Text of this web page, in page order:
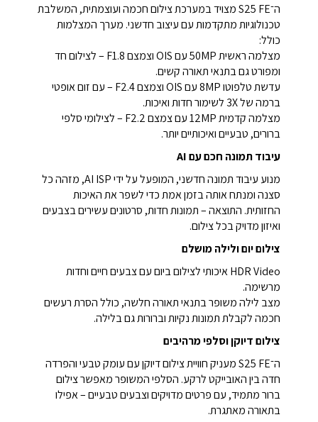
ה־S25 FE מצויד במערכת צילום חכמה ועוצמתית, המשלבת
טכנולוגיות מתקדמות עם עיצוב חדשני. מערך המצלמות
כולל:
מצלמה ראשית 50MP עם OIS וצמצם F1.8 – לצילום חד
ומפורט גם בתנאי תאורה קשים.
עדשת טלפוטו 8MP עם OIS וצמצם F2.4 – עם זום אופטי
ברמה של 3X לשימור חדות ואיכות.
מצלמה קדמית 12MP עם צמצם F2.2 – לצילומי סלפי
ברורים, טבעיים ואיכותיים יותר.
עיבוד תמונה חכם עם AI
מנוע עיבוד תמונה חדשני, המופעל על ידי AI ISP, מזהה כל
סצנה ומנתח אותה בזמן אמת כדי לשפר את האיכות
החזותית. התוצאה – תמונות חדות, סרטונים עשירים בצבעים
ואיזון מדויק בכל צילום.
צילום יום ולילה מושלם
HDR Video איכותי לצילום ביום עם צבעים חיים וחדות
מרשימה.
מצב לילה משופר בתנאי תאורה חלשה, כולל הסרת רעשים
חכמה לקבלת תמונות נקיות וברורות גם בלילה.
צילום דיוקן וסלפי מרהיבים
ה־S25 FE מעניק חוויית צילום דיוקן עם עומק טבעי והפרדה
חדה בין האובייקט לרקע. הסלפי המשופר מאפשר צילום
ברור מתמיד, עם פרטים מדויקים וצבעים טבעיים – אפילו
בתאורה מאתגרת.